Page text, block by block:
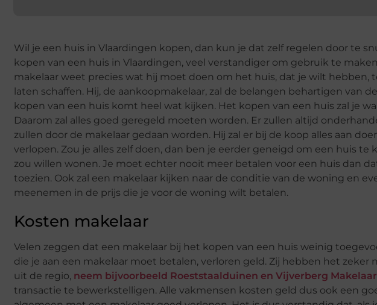
Wil je een huis in Vlaardingen kopen, dan kun je dat zelf regelen door te
kopen van een huis in Vlaardingen, veel verstandiger om gebruik te
makelaar weet precies wat hij moet doen om het huis, dat je wilt hebben,
laten schaffen. Hij, de aankoopmakelaar, zal de belangen behartigen van
kopen van een huis komt heel wat kijken. Het kopen van een huis zal je
Daarom zal alles goed geregeld moeten worden. Er zullen altijd
zullen door de makelaar gedaan worden. Hij zal er bij de koop alles aan
verlopen. Zou je alles zelf doen, dan ben je eerder geneigd om een huis
zou willen wonen. Je moet echter nooit meer betalen voor een huis dan
toezien. Ook zal een makelaar kijken naar de conditie van de woning en
meenemen in de prijs die je voor de woning wilt betalen.
Kosten makelaar
Velen zeggen dat een makelaar bij het kopen van een huis weinig
die je aan een makelaar moet betalen, verloren geld. Zij hebben het
uit de regio, neem bijvoorbeeld Roeststaalduinen en Vijverberg
transactie te bewerkstelligen. Alle vakmensen kosten geld dus ook een